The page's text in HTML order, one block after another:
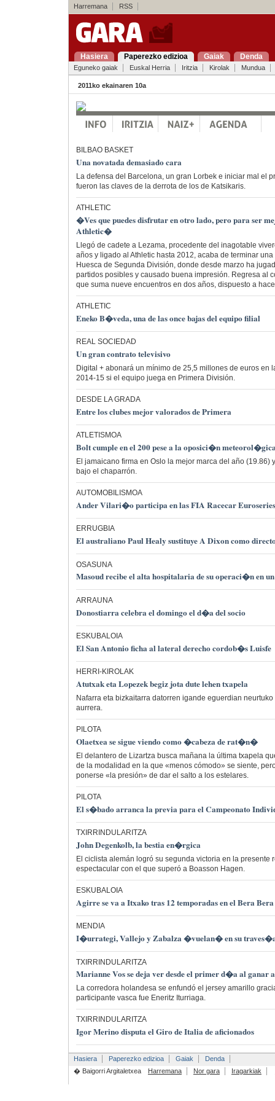
Harremana RSS
Hasiera Paperezko edizioa Gaiak Denda
Eguneko gaiak Euskal Herria Iritzia Kirolak Mundua
2011ko ekainaren 10a
BILBAO BASKET
Una novatada demasiado cara
La defensa del Barcelona, un gran Lorbek e iniciar mal el
fueron las claves de la derrota de los de Katsikaris.
ATHLETIC
�Ves que puedes disfrutar en otro lado, pero para ser
Athletic�
Llegó de cadete a Lezama, procedente del inagotable
años y ligado al Athletic hasta 2012, acaba de terminar
Huesca de Segunda División, donde desde marzo ha
partidos posibles y causado buena impresión. Regresa al
que suma nueve encuentros en dos años, dispuesto a
ATHLETIC
Eneko B�veda, una de las once bajas del equipo filial
REAL SOCIEDAD
Un gran contrato televisivo
Digital + abonará un mínimo de 25,5 millones de euros en
2014-15 si el equipo juega en Primera División.
DESDE LA GRADA
Entre los clubes mejor valorados de Primera
ATLETISMOA
Bolt cumple en el 200 pese a la oposici�n
El jamaicano firma en Oslo la mejor marca del año (19.86)
bajo el chaparrón.
AUTOMOBILISMOA
Ander Vilari�o participa en las FIA Racecar Euroseries
ERRUGBIA
El australiano Paul Healy sustituye A Dixon como
OSASUNA
Masoud recibe el alta hospitalaria de su operaci�n en
ARRAUNA
Donostiarra celebra el domingo el d�a del socio
ESKUBALOIA
El San Antonio ficha al lateral derecho cordob�s Luisfe
HERRI-KIROLAK
Atutxak eta Lopezek begiz jota dute lehen txapela
Nafarra eta bizkaitarra datorren igande eguerdian
aurrera.
PILOTA
Olaetxea se sigue viendo como �cabeza de rat�n�
El delantero de Lizartza busca mañana la última txapela
de la modalidad en la que «menos cómodo» se siente,
ponerse «la presión» de dar el salto a los estelares.
PILOTA
El s�bado arranca la previa para el Campeonato
TXIRRINDULARITZA
John Degenkolb, la bestia en�rgica
El ciclista alemán logró su segunda victoria en la presente
espectacular con el que superó a Boasson Hagen.
ESKUBALOIA
Agirre se va a Itxako tras 12 temporadas en el Bera Bera
MENDIA
I�urrategi, Vallejo y Zabalza �vuelan� en su
TXIRRINDULARITZA
Marianne Vos se deja ver desde el primer d�a al ganar
La corredora holandesa se enfundó el jersey amarillo
participante vasca fue Eneritz Iturriaga.
TXIRRINDULARITZA
Igor Merino disputa el Giro de Italia de aficionados
Hasiera Paperezko edizioa Gaiak
Denda
� Baigorri Argitaletxea
Harremana Nor gara Iragarkiak